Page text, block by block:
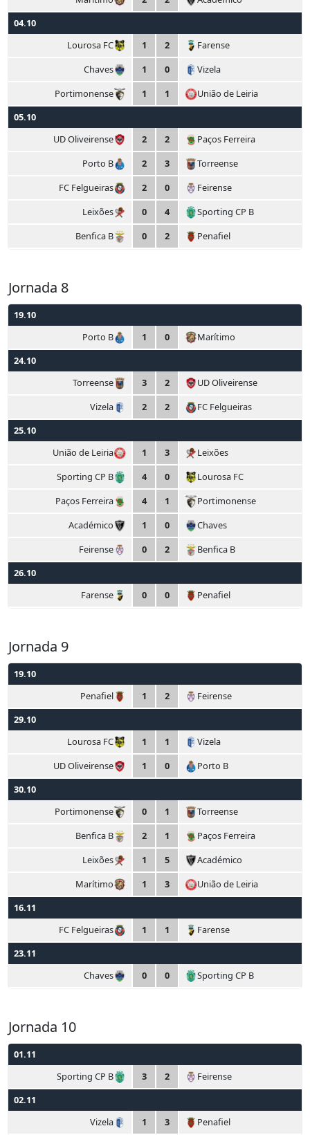
04.10
Lourosa FC
1 2
Farense
Chaves
1 0
Vizela
Portimonense
1 1
União de Leiria
05.10
UD Oliveirense
2 2
Paços Ferreira
Porto B
2 3
Torreense
FC Felgueiras
2 0
Feirense
Leixões
0 4
Sporting CP B
Benfica B
0 2 Penafiel
Jornada 8
19.10
Porto B
1 0
Marítimo
24.10
Torreense
3 2
UD Oliveirense
Vizela
2 2
FC Felgueiras
25.10
União de Leiria
1 3
Leixões
Sporting CP B
4 0
Lourosa FC
Paços Ferreira
4 1
Portimonense
Académico
1 0
Chaves
Feirense
0 2
Benfica B
26.10
Farense
0 0 Penafiel
Jornada 9
19.10
Penafiel
1 2
Feirense
29.10
Lourosa FC
1 1
Vizela
UD Oliveirense
1 0
Porto B
30.10
Portimonense
0 1
Torreense
Benfica B
2 1
Paços Ferreira
Leixões
1 5
Académico
Marítimo
1 3
União de Leiria
16.11
FC Felgueiras
1 1
Farense
23.11
Chaves
0 0 Sporting CP B
Jornada 10
01.11
Sporting CP B
3 2
Feirense
02.11
Vizela
1 3
Penafiel